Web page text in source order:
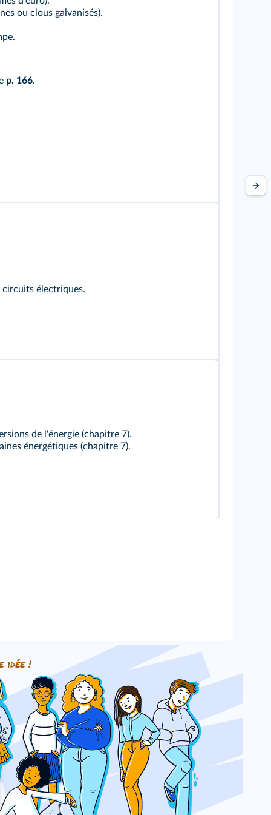
ou clous galvanisés).
p. 166.
circuits électriques.
de l'énergie (chapitre 7).
énergétiques (chapitre 7).
idée !